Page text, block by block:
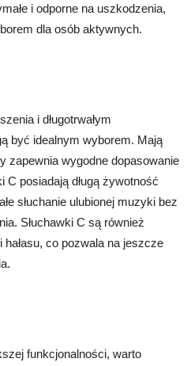
i odporne na uszkodzenia,
dla osób aktywnych.
i długotrwałym
być idealnym wyborem. Mają
zapewnia wygodne dopasowanie
C posiadają długą żywotność
słuchanie ulubionej muzyki bez
Słuchawki C są również
co pozwala na jeszcze
funkcjonalności, warto